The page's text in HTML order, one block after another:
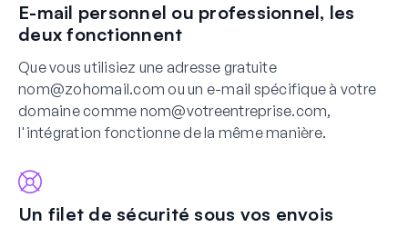
E-mail personnel ou professionnel, les
deux fonctionnent
Que vous utilisiez une adresse gratuite
nom@zohomail.com ou un e-mail spécifique à votre
domaine comme nom@votreentreprise.com,
l'intégration fonctionne de la même manière.
Un filet de sécurité sous vos envois